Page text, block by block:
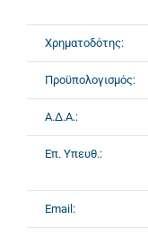
Χρηματοδότης:
Προϋπολογισμός:
Α.Δ.Α.:
Επ. Υπευθ.:
Email: